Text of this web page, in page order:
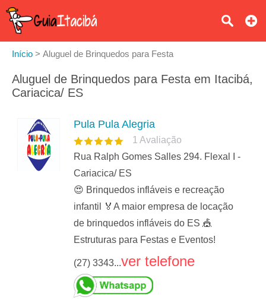
Início > Aluguel de Brinquedos para Festa
Aluguel de Brinquedos para Festa em Itacibá,
Cariacica/ ES
Pula Pula Alegria
1 Avaliação
Rua Ralph Gomes Salles 294. Flexal I -
Cariacica/ ES
😍 Brinquedos infláveis e recreação
infantil 🏅A maior empresa de locação
de brinquedos infláveis do ES 🎪
Estruturas para Festas e Eventos!
(27) 3343...ver telefone